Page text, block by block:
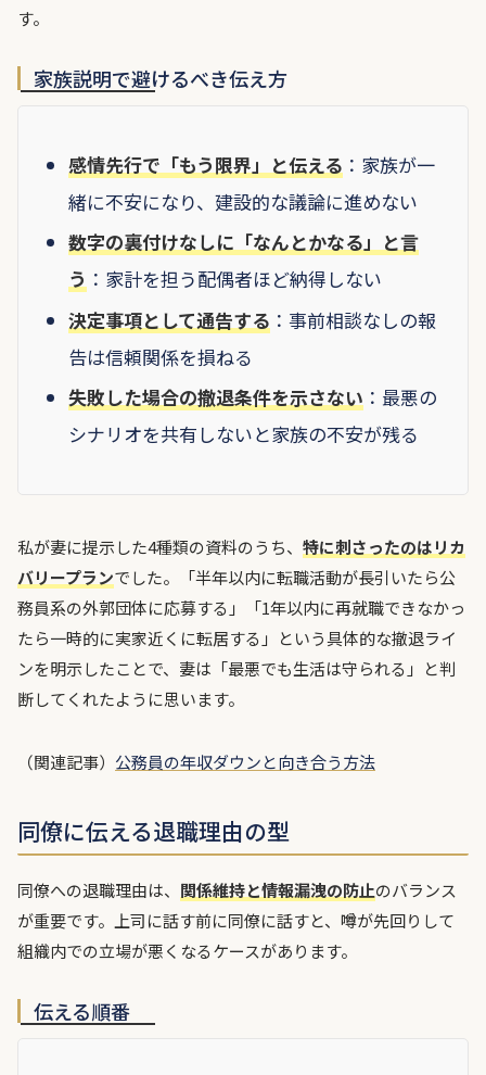
す。
家族説明で避けるべき伝え方
感情先行で「もう限界」と伝える ：家族が一
緒に不安になり、建設的な議論に進めない
数字の裏付けなしに「なんとかなる」と言
う ：家計を担う配偶者ほど納得しない
決定事項として通告する ：事前相談なしの報
告は信頼関係を損ねる
失敗した場合の撤退条件を示さない ：最悪の
シナリオを共有しないと家族の不安が残る
私が妻に提示した4種類の資料のうち、 特に刺さったのはリカ
バリープランでした。「半年以内に転職活動が長引いたら公
務員系の外郭団体に応募する」「1年以内に再就職できなかっ
たら一時的に実家近くに転居する」という具体的な撤退ライ
ンを明示したことで、妻は「最悪でも生活は守られる」と判
断してくれたように思います。
（関連記事） 公務員の年収ダウンと向き合う方法
同僚に伝える退職理由の型
同僚への退職理由は、 関係維持と情報漏洩の防止のバランス
が重要です。上司に話す前に同僚に話すと、噂が先回りして
組織内での立場が悪くなるケースがあります。
伝える順番